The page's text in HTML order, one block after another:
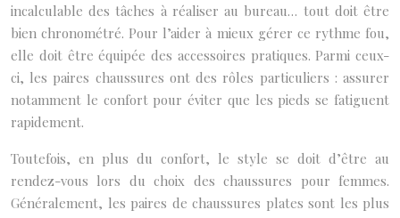
incalculable des tâches à réaliser au bureau… tout doit être
bien chronométré. Pour l’aider à mieux gérer ce rythme fou,
elle doit être équipée des accessoires pratiques. Parmi ceux-
ci, les paires chaussures ont des rôles particuliers : assurer
notamment le confort pour éviter que les pieds se fatiguent
rapidement.
Toutefois, en plus du confort, le style se doit d’être au
rendez-vous lors du choix des chaussures pour femmes.
Généralement, les paires de chaussures plates sont les plus